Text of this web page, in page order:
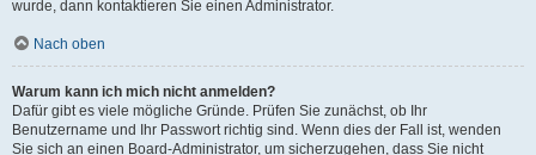
wurde, dann kontaktieren Sie einen Administrator.
Nach oben
Warum kann ich mich nicht anmelden?
Dafür gibt es viele mögliche Gründe. Prüfen Sie zunächst, ob Ihr
Benutzername und Ihr Passwort richtig sind. Wenn dies der Fall ist, wenden
Sie sich an einen Board-Administrator, um sicherzugehen, dass Sie nicht